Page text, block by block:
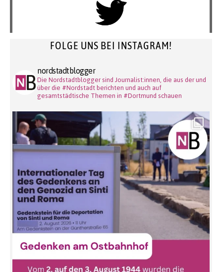
FOLGE UNS BEI INSTAGRAM!
nordstadtblogger
Die Nordstadtblogger sind Journalist:innen, die aus der und
über die #Nordstadt berichten und auch auf
gesamtstädtische Themen in #Dortmund schauen